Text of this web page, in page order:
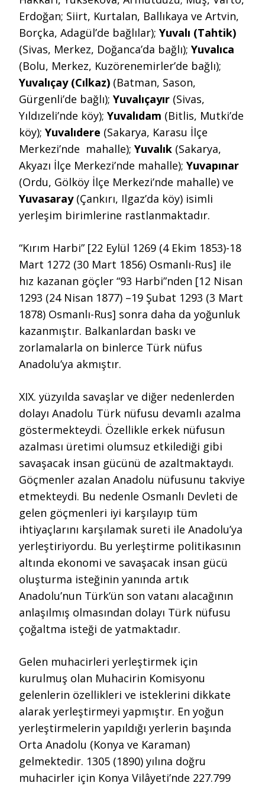
Erdoğan; Siirt, Kurtalan, Ballıkaya ve Artvin,
Borçka, Adagül’de bağlılar); Yuvalı (Tahtik)
(Sivas, Merkez, Doğanca’da bağlı); Yuvalıca
(Bolu, Merkez, Kuzörenemirler’de bağlı);
Yuvalıçay (Cılkaz) (Batman, Sason,
Gürgenli’de bağlı); Yuvalıçayır (Sivas,
Yıldızeli’nde köy); Yuvalıdam (Bitlis, Mutki’de
köy); Yuvalıdere (Sakarya, Karasu İlçe
Merkezi’nde mahalle); Yuvalık (Sakarya,
Akyazı İlçe Merkezi’nde mahalle); Yuvapınar
(Ordu, Gölköy İlçe Merkezi’nde mahalle) ve
Yuvasaray(Çankırı, Ilgaz’da köy) isimli
yerleşim birimlerine rastlanmaktadır.
“Kırım Harbi” [22 Eylül 1269 (4 Ekim 1853)-18
Mart 1272 (30 Mart 1856) Osmanlı-Rus] ile
hız kazanan göçler “93 Harbi”nden [12 Nisan
1293 (24 Nisan 1877) –19 Şubat 1293 (3 Mart
1878) Osmanlı-Rus] sonra daha da yoğunluk
kazanmıştır. Balkanlardan baskı ve
zorlamalarla on binlerce Türk nüfus
Anadolu’ya akmıştır.
XIX. yüzyılda savaşlar ve diğer nedenlerden
dolayı Anadolu Türk nüfusu devamlı azalma
göstermekteydi. Özellikle erkek nüfusun
azalması üretimi olumsuz etkilediği gibi
savaşacak insan gücünü de azaltmaktaydı.
Göçmenler azalan Anadolu nüfusunu takviye
etmekteydi. Bu nedenle Osmanlı Devleti de
gelen göçmenleri iyi karşılayıp tüm
ihtiyaçlarını karşılamak sureti ile Anadolu’ya
yerleştiriyordu. Bu yerleştirme politikasının
altında ekonomi ve savaşacak insan gücü
oluşturma isteğinin yanında artık
Anadolu’nun Türk’ün son vatanı alacağının
anlaşılmış olmasından dolayı Türk nüfusu
çoğaltma isteği de yatmaktadır.
Gelen muhacirleri yerleştirmek için
kurulmuş olan Muhacirin Komisyonu
gelenlerin özellikleri ve isteklerini dikkate
alarak yerleştirmeyi yapmıştır. En yoğun
yerleştirmelerin yapıldığı yerlerin başında
Orta Anadolu (Konya ve Karaman)
gelmektedir. 1305 (1890) yılına doğru
muhacirler için Konya Vilâyeti’nde 227.799